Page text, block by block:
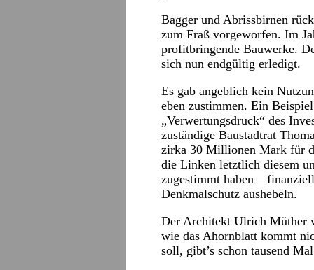
Bagger und Abrissbirnen
zum Fraß vorgeworfen. Im
profitbringende Bauwerke.
sich nun endgültig erledigt.
Es gab angeblich kein
eben zustimmen. Ein
„Verwertungsdruck“ des
zuständige Baustadtrat
zirka 30 Millionen Mark für
die Linken letztlich diesem
zugestimmt haben –
Denkmalschutz aushebeln.
Der Architekt Ulrich Müther
wie das Ahornblatt kommt
soll, gibt’s schon tausend